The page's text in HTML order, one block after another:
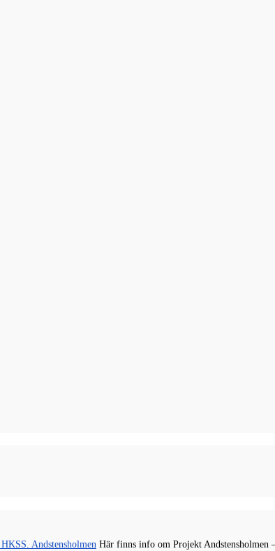
Andstensholmen Här finns info om Projekt Andstensholmen